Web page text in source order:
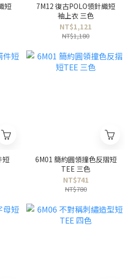
短
7M12 復古POLO領針織短
袖上衣 三色
NT$1,121
NT$1,180
短
6M01 簡約圓領撞色反摺短
TEE 三色
NT$741
NT$780